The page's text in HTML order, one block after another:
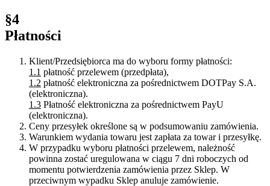
§4
Płatności
Klient/Przedsiębiorca ma do wyboru formy płatności:
1.1 płatność przelewem (przedpłata),
1.2 płatność elektroniczna za pośrednictwem DOTPay S.A.
(elektroniczna).
1.3 Płatność elektroniczna za pośrednictwem PayU
(elektroniczna).
Ceny przesyłek określone są w podsumowaniu zamówienia.
Warunkiem wydania towaru jest zapłata za towar i przesyłkę.
W przypadku wyboru płatności przelewem, należność
powinna zostać uregulowana w ciągu 7 dni roboczych od
momentu potwierdzenia zamówienia przez Sklep. W
przeciwnym wypadku Sklep anuluje zamówienie.